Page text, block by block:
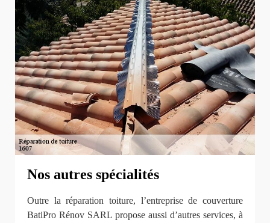
Nos autres spécialités
Outre la réparation toiture, l’entreprise de couverture
BatiPro Rénov SARL propose aussi d’autres services, à